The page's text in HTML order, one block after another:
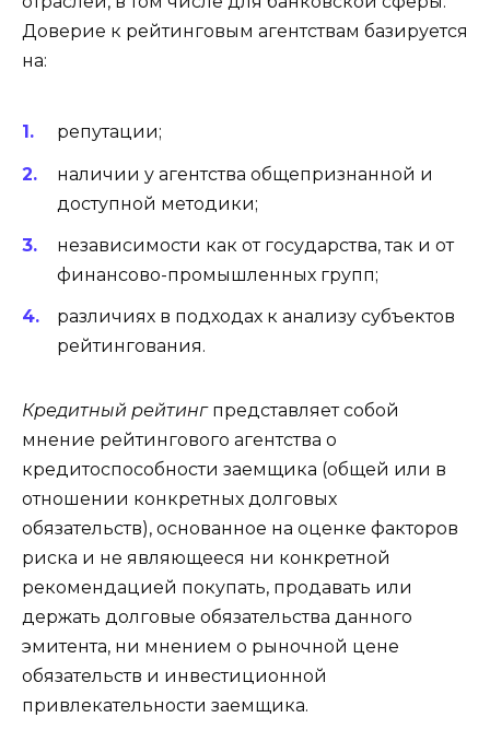
Доверие к рейтинговым агентствам базируется
на:
репутации;
наличии у агентства общепризнанной и
доступной методики;
независимости как от государства, так и от
финансово-промышленных групп;
различиях в подходах к анализу субъектов
рейтингования.
Кредитный рейтингпредставляет собой
мнение рейтингового агентства о
кредитоспособности заемщика (общей или в
отношении конкретных долговых
обязательств), основанное на оценке факторов
риска и не являющееся ни конкретной
рекомендацией покупать, продавать или
держать долговые обязательства данного
эмитента, ни мнением о рыночной цене
обязательств и инвестиционной
привлекательности заемщика.